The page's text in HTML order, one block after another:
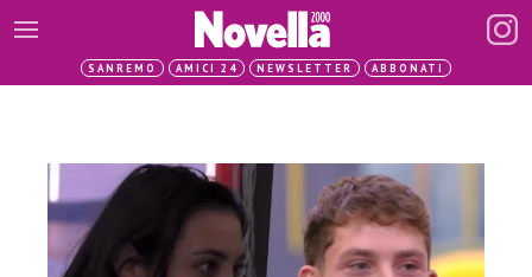
SANREMO AMICI 24 NEWSLETTER ABBONATI